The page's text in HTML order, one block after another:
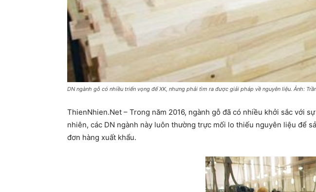
DN ngành gỗ có nhiều triển vọng để XK, nhưng phải tìm ra được giải pháp về nguyên liệu. Ảnh:
ThienNhien.Net – Trong năm 2016, ngành gỗ đã có nhiều khởi sắc với
nhiên, các DN ngành này luôn thường trực mối lo thiếu nguyên liệu để
đơn hàng xuất khẩu.